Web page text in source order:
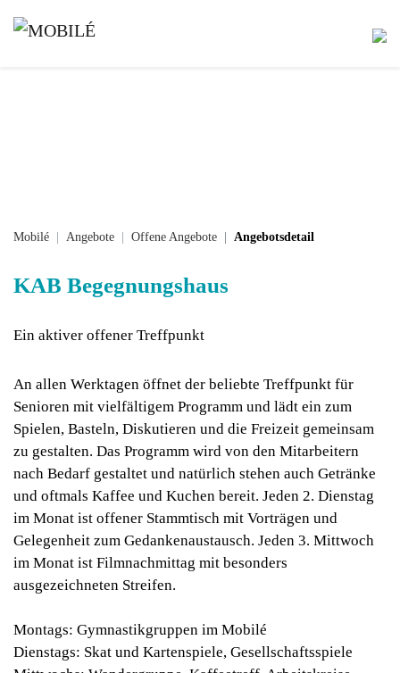
Mobilé Angebote Offene Angebote Angebotsdetail
KAB Begegnungshaus
Ein aktiver offener Treffpunkt
An allen Werktagen öffnet der beliebte Treffpunkt für
Senioren mit vielfältigem Programm und lädt ein zum
Spielen, Basteln, Diskutieren und die Freizeit gemeinsam
zu gestalten. Das Programm wird von den Mitarbeitern
nach Bedarf gestaltet und natürlich stehen auch Getränke
und oftmals Kaffee und Kuchen bereit. Jeden 2. Dienstag
im Monat ist offener Stammtisch mit Vorträgen und
Gelegenheit zum Gedankenaustausch. Jeden 3. Mittwoch
im Monat ist Filmnachmittag mit besonders
ausgezeichneten Streifen.
Montags: Gymnastikgruppen im Mobilé
Dienstags: Skat und Kartenspiele, Gesellschaftsspiele